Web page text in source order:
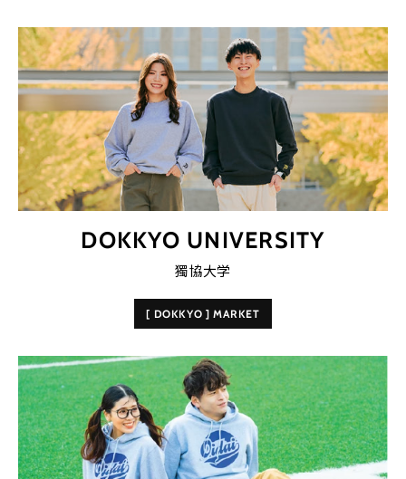
DOKKYO UNIVERSITY
獨協大学
[ DOKKYO ] MARKET